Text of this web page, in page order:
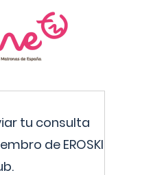
tu consulta
de EROSKI